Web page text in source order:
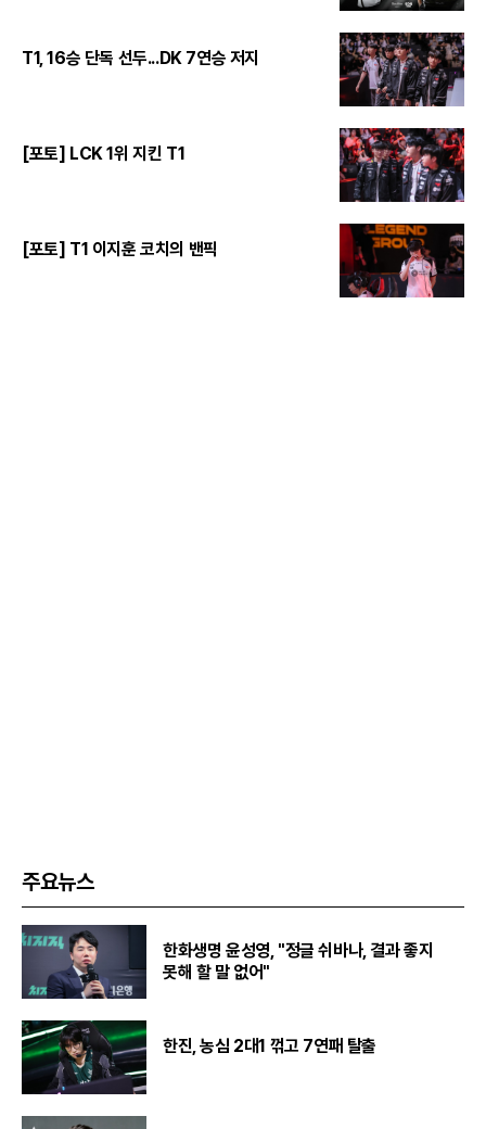
T1, 16승 단독 선두...DK 7연승 저지
[포토] LCK 1위 지킨 T1
[포토] T1 이지훈 코치의 밴픽
주요뉴스
한화생명 윤성영, "정글 쉬바나, 결과 좋지
못해 할 말 없어"
한진, 농심 2대1 꺾고 7연패 탈출